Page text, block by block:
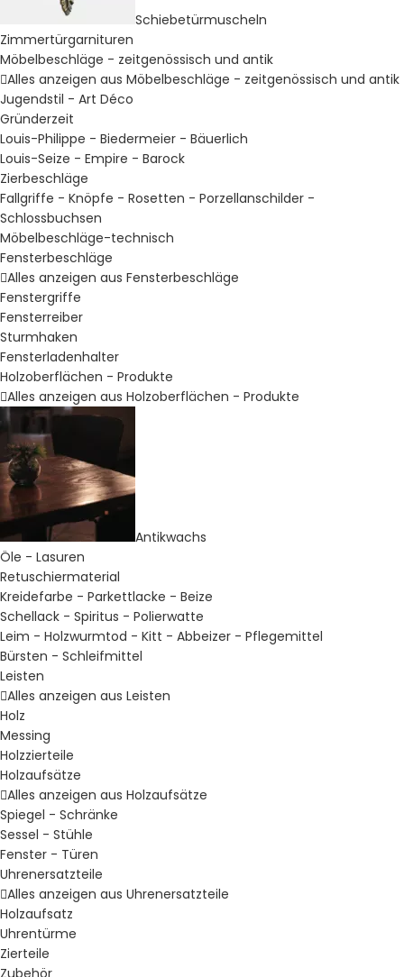
Schiebetürmuscheln
Zimmertürgarnituren
Möbelbeschläge - zeitgenössisch und antik
Alles anzeigen aus Möbelbeschläge - zeitgenössisch und antik
Jugendstil - Art Déco
Gründerzeit
Louis-Philippe - Biedermeier - Bäuerlich
Louis-Seize - Empire - Barock
Zierbeschläge
Fallgriffe - Knöpfe - Rosetten - Porzellanschilder -
Schlossbuchsen
Möbelbeschläge-technisch
Fensterbeschläge
Alles anzeigen aus Fensterbeschläge
Fenstergriffe
Fensterreiber
Sturmhaken
Fensterladenhalter
Holzoberflächen - Produkte
Alles anzeigen aus Holzoberflächen - Produkte
Antikwachs
Öle - Lasuren
Retuschiermaterial
Kreidefarbe - Parkettlacke - Beize
Schellack - Spiritus - Polierwatte
Leim - Holzwurmtod - Kitt - Abbeizer - Pflegemittel
Bürsten - Schleifmittel
Leisten
Alles anzeigen aus Leisten
Holz
Messing
Holzzierteile
Holzaufsätze
Alles anzeigen aus Holzaufsätze
Spiegel - Schränke
Sessel - Stühle
Fenster - Türen
Uhrenersatzteile
Alles anzeigen aus Uhrenersatzteile
Holzaufsatz
Uhrentürme
Zierteile
Zubehör